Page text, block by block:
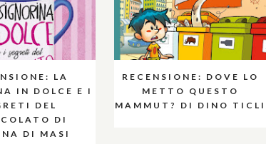
LA
IN DOLCE E I
DEL
DI
DI MASI
RECENSIONE: DOVE LO
METTO QUESTO
MAMMUT? DI DINO TICLI